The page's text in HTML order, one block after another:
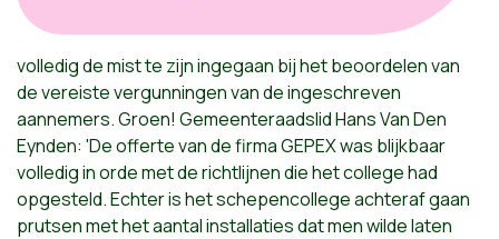
volledig de mist te zijn ingegaan bij het beoordelen van
de vereiste vergunningen van de ingeschreven
aannemers. Groen! Gemeenteraadslid Hans Van Den
Eynden: 'De offerte van de firma GEPEX was blijkbaar
volledig in orde met de richtlijnen die het college had
opgesteld. Echter is het schepencollege achteraf gaan
prutsen met het aantal installaties dat men wilde laten